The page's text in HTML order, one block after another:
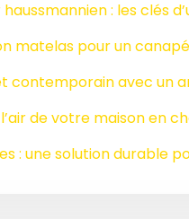
: les clés
matelas pour un
contemporain avec un
de votre maison en
: une solution durable